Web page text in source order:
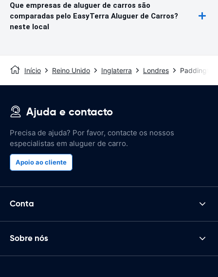
Que empresas de aluguer de carros são
comparadas pelo EasyTerra Aluguer de Carros?
neste local
Início Reino Unido Inglaterra Londres
Ajuda e contacto
Precisa de ajuda? Por favor, contacte os nossos
especialistas em aluguer de carro.
Apoio ao cliente
Conta
Sobre nós